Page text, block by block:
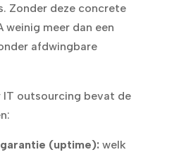
Zonder deze concrete
weinig meer dan een
afdwingbare
IT outsourcing bevat de
(uptime): welk